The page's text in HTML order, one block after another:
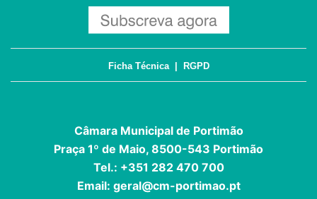
Ficha Técnica| RGPD
Câmara Municipal de Portimão
Praça 1º de Maio, 8500-543 Portimão
Tel.: +351 282 470 700
Email: geral@cm-portimao.pt